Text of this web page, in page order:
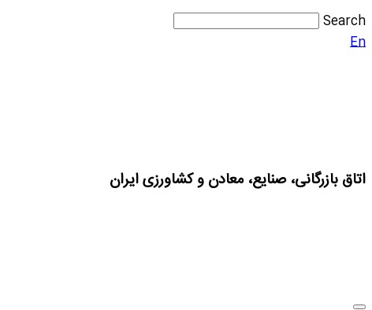
Search
En
اتاق بازرگانی، صنایع، معادن و کشاورزی ایران